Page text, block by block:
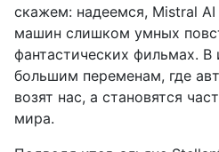
скажем: надеемся, Mistral
машин слишком умных
фантастических фильмах. В
большим переменам, где
возят нас, а становятся
мира.